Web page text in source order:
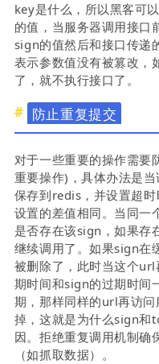
key是什么，所以黑客可
的值，当服务器调用接口
sign的值然后和接口传递
表示参数值没有被篡改，
了，就不执行接口了。
防止重复提交
对于一些重要的操作需要
重要操作)，具体办法是
保存到redis，并设置超
设置的差值相同。当同一
是否存在该sign，如果存
继续调用了。如果sign在
被删除了，此时当这个
期时间和sign的过期时间
期，那样同样的url再访
掉，这就是为什么sign和
因。拒绝重复调用机制确
（如抓取数据）。